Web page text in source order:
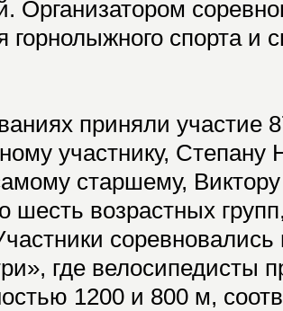
Организатором
спорта и
приняли участие
участнику, Степану
старшему,
шесть возрастных
где велосипедисты
1200 и 800 м,